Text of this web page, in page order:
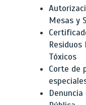
Mesas y
Tóxicos
Corte de